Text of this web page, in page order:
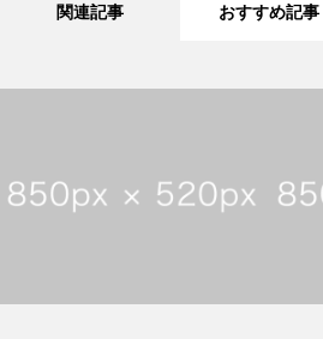
関連記事 おすすめ記事